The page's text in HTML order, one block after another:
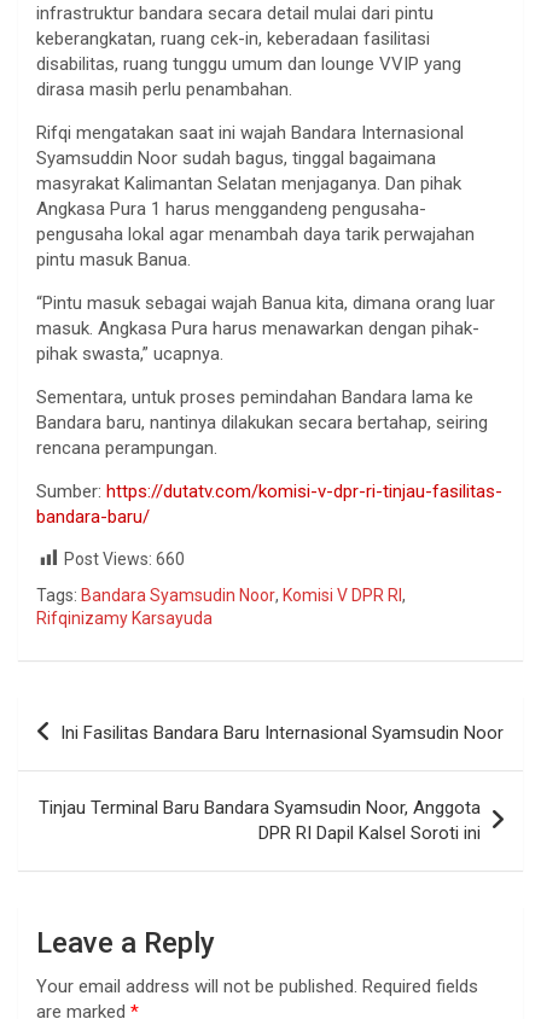
infrastruktur bandara secara detail mulai dari pintu
keberangkatan, ruang cek-in, keberadaan fasilitasi
disabilitas, ruang tunggu umum dan lounge VVIP yang
dirasa masih perlu penambahan.
Rifqi mengatakan saat ini wajah Bandara Internasional
Syamsuddin Noor sudah bagus, tinggal bagaimana
masyrakat Kalimantan Selatan menjaganya. Dan pihak
Angkasa Pura 1 harus menggandeng pengusaha-
pengusaha lokal agar menambah daya tarik perwajahan
pintu masuk Banua.
“Pintu masuk sebagai wajah Banua kita, dimana orang luar
masuk. Angkasa Pura harus menawarkan dengan pihak-
pihak swasta,” ucapnya.
Sementara, untuk proses pemindahan Bandara lama ke
Bandara baru, nantinya dilakukan secara bertahap, seiring
rencana perampungan.
Sumber: https://dutatv.com/komisi-v-dpr-ri-tinjau-fasilitas-
bandara-baru/
Post Views: 660
Tags: Bandara Syamsudin Noor, Komisi V DPR RI ,
Rifqinizamy Karsayuda
Ini Fasilitas Bandara Baru Internasional Syamsudin Noor
Tinjau Terminal Baru Bandara Syamsudin Noor, Anggota
DPR RI Dapil Kalsel Soroti ini
Leave a Reply
Your email address will not be published. Required fields
are marked *